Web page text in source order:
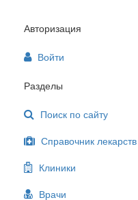
Авторизация
Войти
Разделы
Поиск по сайту
Справочник лекарств
Клиники
Врачи